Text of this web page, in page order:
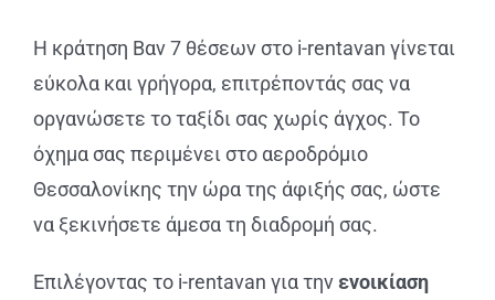
Η κράτηση Βαν 7 θέσεων στο i-rentavan γίνεται
εύκολα και γρήγορα, επιτρέποντάς σας να
οργανώσετε το ταξίδι σας χωρίς άγχος. Το
όχημα σας περιμένει στο αεροδρόμιο
Θεσσαλονίκης την ώρα της άφιξής σας, ώστε
να ξεκινήσετε άμεσα τη διαδρομή σας.
Επιλέγοντας το i-rentavan για την ενοικίαση